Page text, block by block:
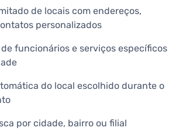
de locais com endereços,
personalizados
funcionários e serviços específicos
do local escolhido durante o
por cidade, bairro ou filial